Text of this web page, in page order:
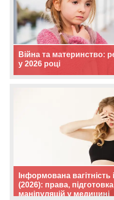
Війна та материнство:
у 2026 році
Інформована вагітність
(2026): права,
маніпуляцій у медицині